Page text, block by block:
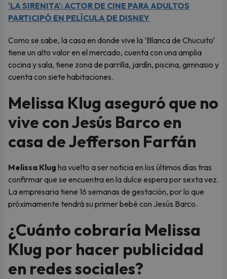
'LA SIRENITA': ACTOR DE CINE PARA ADULTOS
PARTICIPÓ EN PELÍCULA DE DISNEY
Como se sabe, la casa en donde vive la ‘Blanca de Chucuito’
tiene un alto valor en el mercado, cuenta con una amplia
cocina y sala, tiene zona de parrilla, jardín, piscina, gimnasio y
cuenta con siete habitaciones.
Melissa Klug aseguró que no
vive con Jesús Barco en
casa de Jefferson Farfán
Melissa Klug ha vuelto a ser noticia en los últimos días tras
confirmar que se encuentra en la dulce espera por sexta vez.
La empresaria tiene 16 semanas de gestación, por lo que
próximamente tendrá su primer bebé con Jesús Barco.
¿Cuánto cobraría Melissa
Klug por hacer publicidad
en redes sociales?